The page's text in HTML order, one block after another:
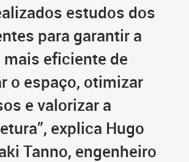
estudos dos
para garantir a
eficiente de
o espaço, otimizar
e valorizar a
explica Hugo
Tanno, engenheiro